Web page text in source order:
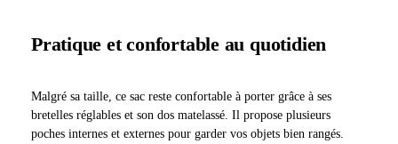
Pratique et confortable au quotidien
Malgré sa taille, ce sac reste confortable à porter grâce à ses
bretelles réglables et son dos matelassé. Il propose plusieurs
poches internes et externes pour garder vos objets bien rangés.